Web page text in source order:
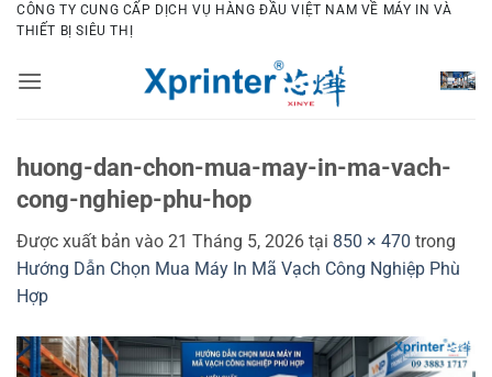
Bỏ
qua
dung
CÔNG TY CUNG CẤP DỊCH VỤ HÀNG ĐẦU VIỆT NAM VỀ MÁY IN VÀ
THIẾT BỊ SIÊU THỊ
huong-dan-chon-mua-may-in-ma-vach-
cong-nghiep-phu-hop
Được xuất bản vào 21 Tháng 5, 2026 tại 850 × 470 trong
Hướng Dẫn Chọn Mua Máy In Mã Vạch Công Nghiệp Phù
Hợp